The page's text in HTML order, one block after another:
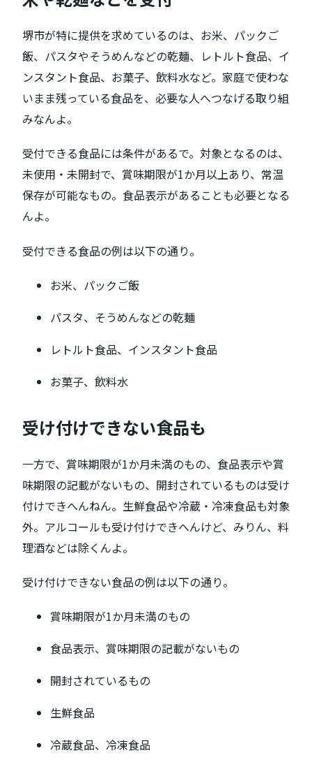
堺市が特に提供を求めているのは、お米、パックご
飯、パスタやそうめんなどの乾麺、レトルト食品、イ
ンスタント食品、お菓子、飲料水など。家庭で使わな
いまま残っている食品を、必要な人へつなげる取り組
みなんよ。
受付できる食品には条件があるで。対象となるのは、
未使用・未開封で、賞味期限が1か月以上あり、常温
保存が可能なもの。食品表示があることも必要となる
んよ。
受付できる食品の例は以下の通り。
お米、パックご飯
パスタ、そうめんなどの乾麺
レトルト食品、インスタント食品
お菓子、飲料水
受け付けできない食品も
一方で、賞味期限が1か月未満のもの、食品表示や賞
味期限の記載がないもの、開封されているものは受け
付けできへんねん。生鮮食品や冷蔵・冷凍食品も対象
外。アルコールも受け付けできへんけど、みりん、料
理酒などは除くんよ。
受け付けできない食品の例は以下の通り。
賞味期限が1か月未満のもの
食品表示、賞味期限の記載がないもの
開封されているもの
生鮮食品
冷蔵食品、冷凍食品